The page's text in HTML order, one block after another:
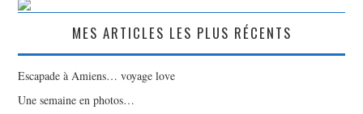
MES ARTICLES LES PLUS RÉCENTS
Escapade à Amiens… voyage love
Une semaine en photos…